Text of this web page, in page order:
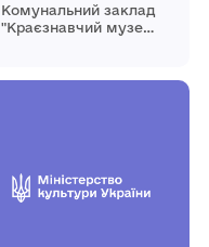
Комунальний заклад
"Краєзнавчий музей